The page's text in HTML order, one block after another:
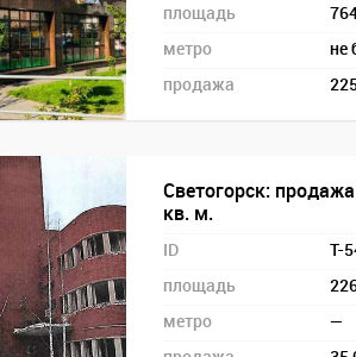
площадь
метро
не
продажа
Светогорск:
кв. м.
ID
T-
площадь
метро
—